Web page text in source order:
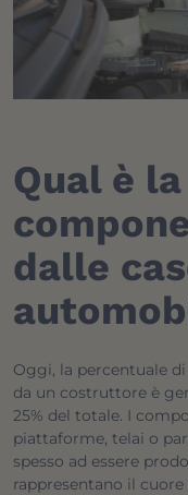
Qual è
dalle
Oggi, la percentuale
da un costruttore è
25% del totale. I
piattaforme, telai o
spesso ad essere
rappresentano il